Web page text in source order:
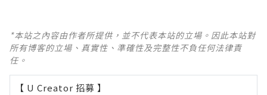
*本站之內容由作者所提供，並不代表本站的立場。因此本站對
所有博客的立場、真實性、準確性及完整性不負任何法律責
任。
【 U Creator 招募 】